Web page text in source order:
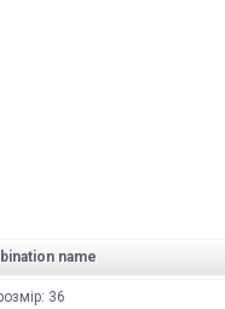
name
36